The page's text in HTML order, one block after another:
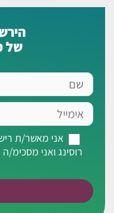
של
אימייל
מאשר/ת
תפוצה
אני מאשר/ת
רוסינג ואני מסכימ/ה